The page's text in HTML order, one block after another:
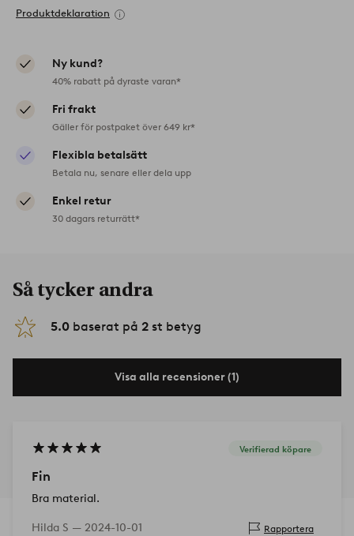
Produktdeklaration
Ny kund?
40% rabatt på dyraste varan*
Fri frakt
Gäller för postpaket över 649 kr*
Flexibla betalsätt
Betala nu, senare eller dela upp
Enkel retur
30 dagars returrätt*
Så tycker andra
5.0 baserat på 2 st betyg
Visa alla recensioner (1)
Verifierad köpare
Fin
Bra material.
Hilda S — 2024-10-01 Rapportera